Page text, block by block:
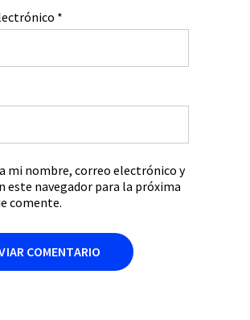
*
mi nombre, correo electrónico y
este navegador para la próxima
comente.